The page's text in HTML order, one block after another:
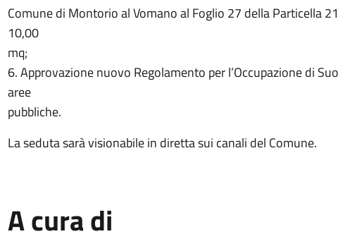
Comune di Montorio al Vomano al Foglio 27 della Particella
10,00
mq;
6. Approvazione nuovo Regolamento per l’Occupazione di
aree
pubbliche.
La seduta sarà visionabile in diretta sui canali del Comune.
A cura di